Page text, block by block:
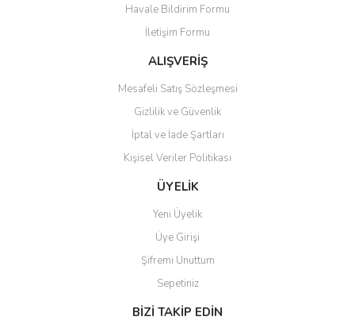
Ürün bilgilerinde hatalar bulunuyor.
Ürün fiyatı diğer sitelerden daha pahalı.
Bu ürüne benzer farklı alternatifler olmalı.
Gönder
Havale Bildirim Formu
İletişim Formu
ALIŞVERİŞ
Mesafeli Satış Sözleşmesi
Gizlilik ve Güvenlik
İptal ve İade Şartları
Kişisel Veriler Politikası
ÜYELİK
Yeni Üyelik
Üye Girişi
Şifremi Unuttum
Sepetiniz
BİZİ TAKİP EDİN